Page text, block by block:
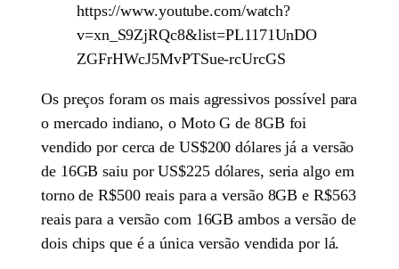
https://www.youtube.com/watch?
v=xn_S9ZjRQc8&list=PL1171UnDO
ZGFrHWcJ5MvPTSue-rcUrcGS
Os preços foram os mais agressivos possível para
o mercado indiano, o Moto G de 8GB foi
vendido por cerca de US$200 dólares já a versão
de 16GB saiu por US$225 dólares, seria algo em
torno de R$500 reais para a versão 8GB e R$563
reais para a versão com 16GB ambos a versão de
dois chips que é a única versão vendida por lá.